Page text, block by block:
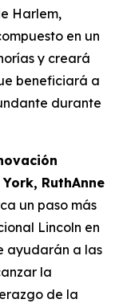
Harlem,
en un
y creará
beneficiará a
durante
RuthAnne
un paso más
Lincoln en
ayudarán a las
la
de la